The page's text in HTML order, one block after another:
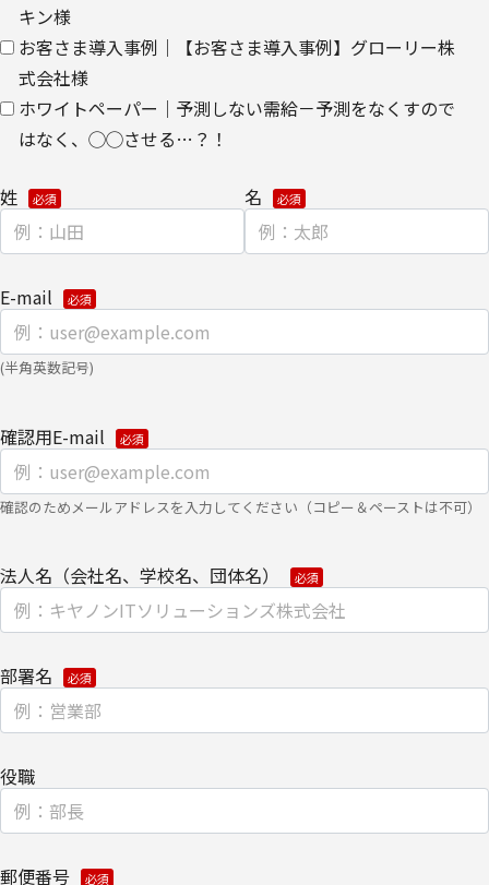
【委託先に関して】
当社は、委託業務により個人情報を外部へ預託する場合は、適切な
機密保持契約を締結し委託先を監督します。
【情報提供の任意性に関して】
個人情報をご提供いただけない場合は、当社からのお問い合わせ対
【個人情報の開示/訂正/削除に関して】
ご提供いただきました個人情報の開示/訂正/削除などを希望される
場合は、下記の【お問い合わせ先】にご連絡ください。
また、お手続きの詳細については、以下をご参照ください。
・個人のお客さまのお手続き方法
【安全対策に関して】
に準ずるセキュリティ技術を施し、安全性の確保に努めます。
【個人情報保護管理者】
キヤノンITソリューションズ株式会社
【お問い合わせ先】
キヤノンITソリューションズ株式会社
コーポレートマーケティング部
TEL 03-6701-3440
個人情報の取扱全般に関する当社の考え方をご覧になりたい方は、
てをご覧ください。
個人情報の取り扱いについて
キン様
お客さま導入事例｜【お客さま導入事例】グローリー株
式会社様
ホワイトペーパー｜予測しない需給－予測をなくすので
はなく、◯◯させる…？！
姓 名
E-mail
(半角英数記号)
確認用E-mail
確認のためメールアドレスを入力してください（コピー＆ペーストは不可）
法人名（会社名、学校名、団体名）
部署名
役職
郵便番号